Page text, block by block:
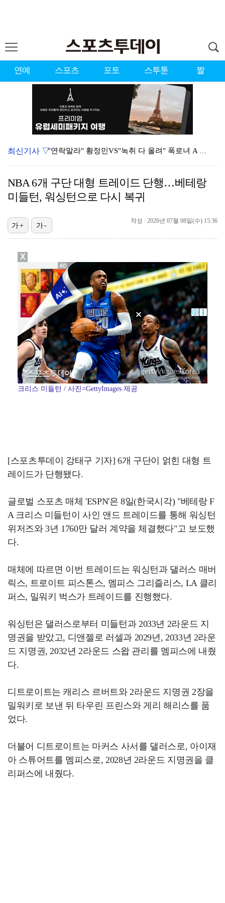
연예 스포츠 포토 스투툰 짤
"연락말라" 황정민VS"녹취 다 올려" 폭로녀 A 씨,…
이강인, 드디어 아틀레티코 선수단과 만났다…시메오네 감…
KBO, 기록적인 폭염으로 9일까지 리그 중단…내달 6…
'나솔' 24기 옥순, 출연료 미지급 폭로 "1년 넘게…
박지훈, 9월 잠실실내체육관서 앙코르 콘서트 개최
김혜성, 마이너리그 트리플A서 4경기 연속 무안타 침묵…
'오디세이'·'스파이더맨4', 박스오피스 투톱…기록 경…
최신기사 ▽
NBA 6개 구단 대형 트레이드 단행…베테랑
미들턴, 워싱턴으로 다시 복귀
작성 : 2026년 07월 08일(수) 15:36
가+ 가-
크리스 미들턴 / 사진=GettyImages 제공
[스포츠투데이 강태구 기자] 6개 구단이 얽힌 대형 트
레이드가 단행됐다.
글로벌 스포츠 매체 'ESPN'은 8일(한국시각) "베테랑 F
A 크리스 미들턴이 사인 앤드 트레이드를 통해 워싱턴
위저즈와 3년 1760만 달러 계약을 체결했다"고 보도했
다.
매체에 따르면 이번 트레이드는 워싱턴과 댈러스 매버
릭스, 트로이트 피스톤스, 멤피스 그리즐리스, LA 클리
퍼스, 밀워키 벅스가 트레이드를 진행했다.
워싱턴은 댈러스로부터 미들턴과 2033년 2라운드 지
명권을 받았고, 디앤젤로 러셀과 2029년, 2033년 2라운
드 지명권, 2032년 2라운드 스왑 관리를 멤피스에 내줬
다.
디트로이트는 캐리스 르버트와 2라운드 지명권 2장을
밀워키로 보낸 뒤 타우린 프린스와 게리 해리스를 품
었다.
더불어 디트로이트는 마커스 사서를 댈러스로, 아이재
아 스튜어트를 멤피스로, 2028년 2라운드 지명권을 클
리퍼스에 내줬다.
X